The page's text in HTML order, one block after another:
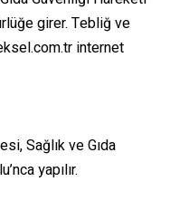
girer. Tebliğ ve
internet
Sağlık ve Gıda
yapılır.